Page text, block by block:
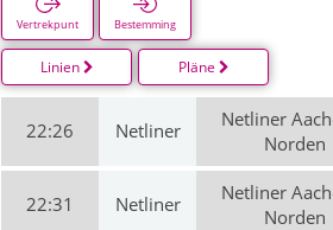
Vertrekpunt Bestemming
Linien Pläne
22:26 Netliner
Netliner
Norden
22:31 Netliner
Netliner
Norden